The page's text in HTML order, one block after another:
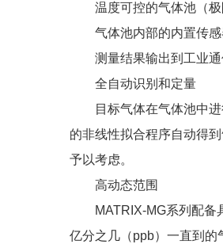
温度可控的气体池（极
气体池内部的内置传感
测量结果输出到工业通
全自动识别和定量
目标气体在气体池中进
的非线性拟合程序自动得
予以考虑。
高动态范围
MATRIX-MG系列配备具
亿分之几（ppb）一直到的